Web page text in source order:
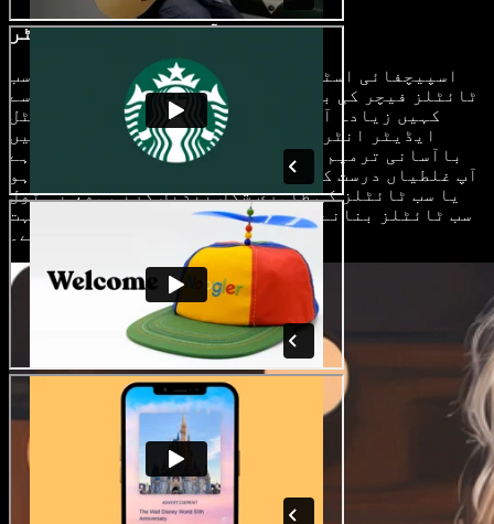
آٹو سب ٹائٹل ایڈیٹر
اسپیچفائی اسٹوڈیو کے آسان ایڈیٹنگ والے آٹو سب
ٹائٹلز فیچر کی بدولت سب ٹائٹلز شامل کرنا پہلے سے
کہیں زیادہ آسان ہوگیا ہے۔ صارف دوست سب ٹائٹل
ایڈیٹر انٹرفیس تخلیق کاروں کو سب ٹائٹلز میں
باآسانی ترمیم اور درستگی کا موقع دیتا ہے۔ چاہے
آپ غلطیاں درست کر رہے ہوں، ٹائمنگ ایڈجسٹ کرنی ہو
یا سب ٹائٹلز کی ظاہری شکل تبدیل کرنی ہو، یہ ٹول
سب ٹائٹلز بنانے کے روایتی طور پر مشکل کام کو بہت